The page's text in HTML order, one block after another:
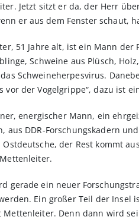
Jetzt sitzt er da, der Herr
er aus dem Fenster schaut,
51 Jahre alt, ist ein Mann
Schweine aus Plüsch,
Schweineherpesvirus.
vor der Vogelgrippe“, dazu ist
energischer Mann, ein
aus DDR-Forschungskadern
der Rest kommt
gerade ein neuer
Ein großer Teil der
Mettenleiter. Denn dann wird